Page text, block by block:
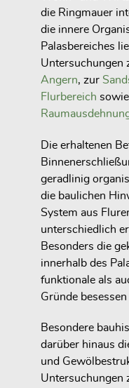
die Ringmauer
die innere
Palasbereiches
Untersuchungen
Angern, zur
Flurbereich
Die erhaltenen
geradlinig
die baulichen
System aus
unterschiedlich
Besonders die
innerhalb des
funktionale als
Gründe besessen
Besondere
darüber hinaus
und
Untersuchungen